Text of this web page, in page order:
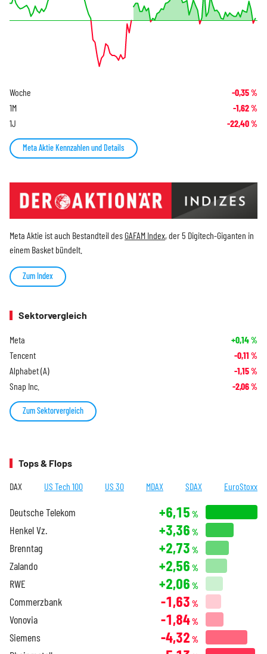
Woche -0,35%
1M -1,62%
1J -22,40%
Meta Aktie Kennzahlen und Details
Meta Aktie ist auch Bestandteil desGAFAM Index, der 5 Digitech-Giganten in
einem Basket bündelt.
Zum Index
Sektorvergleich
Meta +0,14%
Tencent -0,11 %
Alphabet (A) -1,15%
Snap Inc. -2,06%
Zum Sektorvergleich
Tops & Flops
DAX US Tech 100 US 30 MDAX SDAX EuroStoxx
Deutsche Telekom +6,15 %
Henkel Vz. +3,36 %
Brenntag +2,73 %
Zalando +2,56 %
RWE +2,06 %
Commerzbank -1,63 %
Vonovia -1,84%
Siemens -4,32 %